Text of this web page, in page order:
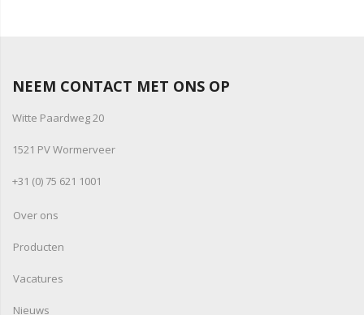
NEEM CONTACT MET ONS OP
Witte Paardweg 20
1521 PV Wormerveer
+31 (0) 75 621 1001
Over ons
Producten
Vacatures
Nieuws